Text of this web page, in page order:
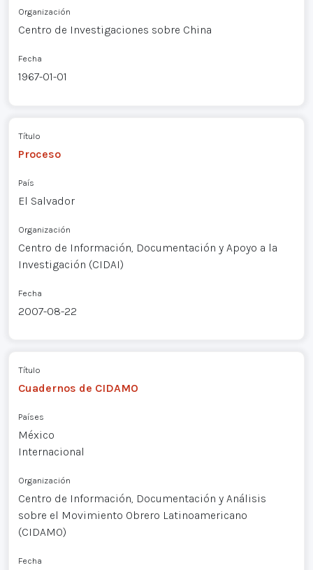
Organización
Centro de Investigaciones sobre China
Fecha
1967-01-01
Título
Proceso
País
El Salvador
Organización
Centro de Información, Documentación y Apoyo a la
Investigación (CIDAI)
Fecha
2007-08-22
Título
Cuadernos de CIDAMO
Países
México
Internacional
Organización
Centro de Información, Documentación y Análisis
sobre el Movimiento Obrero Latinoamericano
(CIDAMO)
Fecha